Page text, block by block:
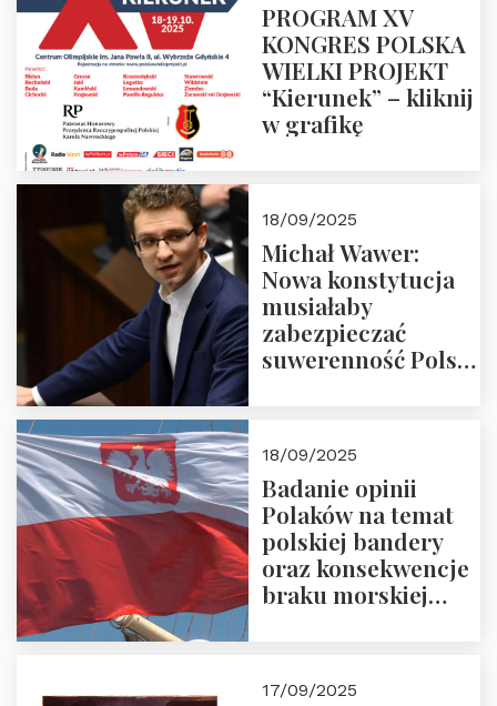
PROGRAM XV
KONGRES POLSKA
WIELKI PROJEKT
“Kierunek” – kliknij
w grafikę
18/09/2025
Michał Wawer:
Nowa konstytucja
musiałaby
zabezpieczać
suwerenność Polski
18/09/2025
Badanie opinii
Polaków na temat
polskiej bandery
oraz konsekwencje
braku morskiej
17/09/2025